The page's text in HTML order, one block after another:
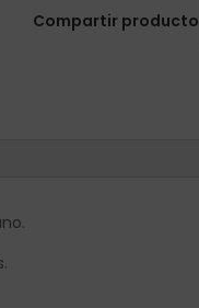
Compartir producto